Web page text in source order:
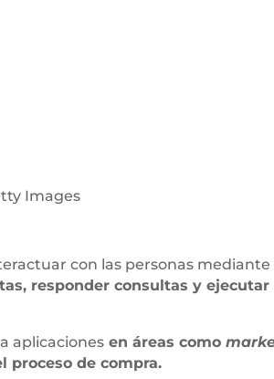
Images
con las personas
responder consultas y
aplicaciones en áreas como
proceso de compra.